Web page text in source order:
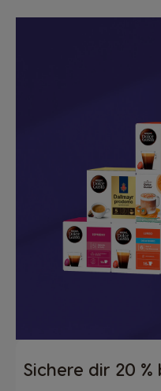
Sichere dir 20 %